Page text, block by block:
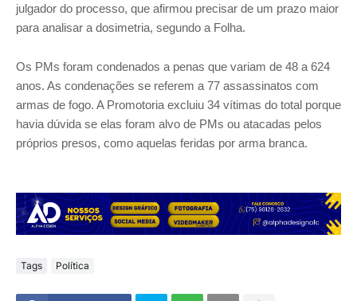
julgador do processo, que afirmou precisar de um prazo maior
para analisar a dosimetria, segundo a Folha.
Os PMs foram condenados a penas que variam de 48 a 624
anos. As condenações se referem a 77 assassinatos com
armas de fogo. A Promotoria excluiu 34 vítimas do total porque
havia dúvida se elas foram alvo de PMs ou atacadas pelos
próprios presos, como aquelas feridas por arma branca.
Tags Política